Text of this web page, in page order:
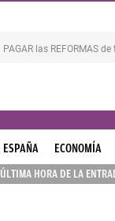
PAGAR las REFORMAS
ESPAÑA ECONOMÍA
ÚLTIMA HORA DE LA